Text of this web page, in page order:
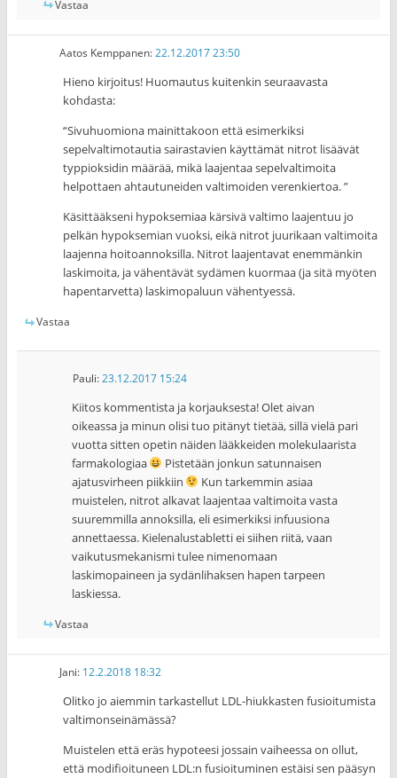
Vastaa
Aatos Kemppanen:22.12.2017 23:50
Hieno kirjoitus! Huomautus kuitenkin seuraavasta
kohdasta:
“Sivuhuomiona mainittakoon että esimerkiksi
sepelvaltimotautia sairastavien käyttämät nitrot lisäävät
typpioksidin määrää, mikä laajentaa sepelvaltimoita
helpottaen ahtautuneiden valtimoiden verenkiertoa. ”
Käsittääkseni hypoksemiaa kärsivä valtimo laajentuu jo
pelkän hypoksemian vuoksi, eikä nitrot juurikaan valtimoita
laajenna hoitoannoksilla. Nitrot laajentavat enemmänkin
laskimoita, ja vähentävät sydämen kuormaa (ja sitä myöten
hapentarvetta) laskimopaluun vähentyessä.
Vastaa
Pauli:23.12.2017 15:24
Kiitos kommentista ja korjauksesta! Olet aivan
oikeassa ja minun olisi tuo pitänyt tietää, sillä vielä pari
vuotta sitten opetin näiden lääkkeiden molekulaarista
farmakologiaa
Pistetään jonkun satunnaisen
ajatusvirheen piikkiin
Kun tarkemmin asiaa
muistelen, nitrot alkavat laajentaa valtimoita vasta
suuremmilla annoksilla, eli esimerkiksi infuusiona
annettaessa. Kielenalustabletti ei siihen riitä, vaan
vaikutusmekanismi tulee nimenomaan
laskimopaineen ja sydänlihaksen hapen tarpeen
laskiessa.
Vastaa
Jani: 12.2.2018 18:32
Olitko jo aiemmin tarkastellut LDL-hiukkasten fusioitumista
valtimonseinämässä?
Muistelen että eräs hypoteesi jossain vaiheessa on ollut,
että modifioituneen LDL:n fusioituminen estäisi sen pääsyn